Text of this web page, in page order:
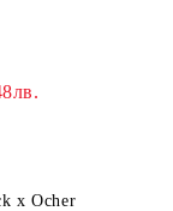
x Ocher